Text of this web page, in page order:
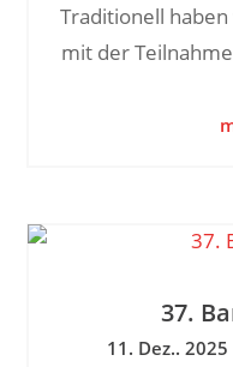
Traditionell
mit der
37.
11. Dez.. 2025